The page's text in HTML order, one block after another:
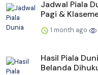
Jadwal Piala
Pagi &
1 month ago
Hasil Piala
Belanda